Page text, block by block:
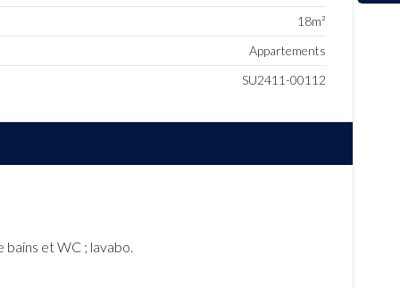
18m²
Appartements
SU2411-00112
bains et WC ; lavabo.